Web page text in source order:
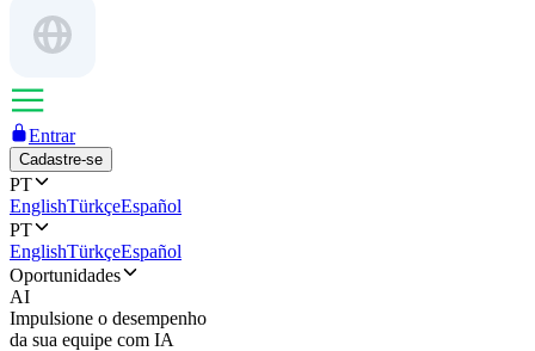
Entrar
Cadastre-se
PT
EnglishTürkçeEspañol
PT
EnglishTürkçeEspañol
Oportunidades
AI
Impulsione o desempenho
da sua equipe com IA